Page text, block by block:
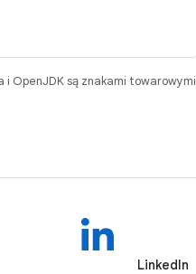
i OpenJDK są znakami towarowymi
LinkedIn